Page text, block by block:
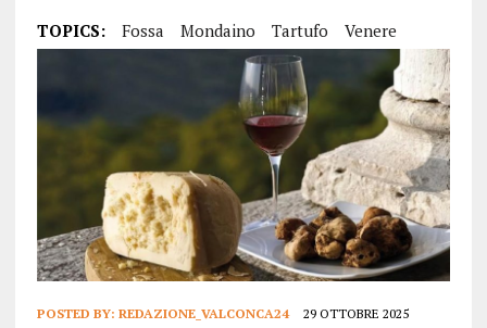
TOPICS: Fossa Mondaino Tartufo Venere
POSTED BY: REDAZIONE_VALCONCA24 29 OTTOBRE 2025